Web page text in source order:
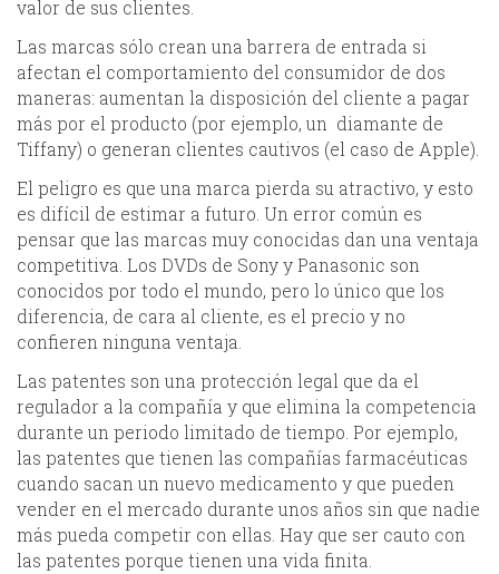
valor de sus clientes.
Las marcas sólo crean una barrera de entrada si
afectan el comportamiento del consumidor de dos
maneras: aumentan la disposición del cliente a pagar
más por el producto (por ejemplo, un diamante de
Tiffany) o generan clientes cautivos (el caso de Apple).
El peligro es que una marca pierda su atractivo, y esto
es difícil de estimar a futuro. Un error común es
pensar que las marcas muy conocidas dan una ventaja
competitiva. Los DVDs de Sony y Panasonic son
conocidos por todo el mundo, pero lo único que los
diferencia, de cara al cliente, es el precio y no
confieren ninguna ventaja.
Las patentes son una protección legal que da el
regulador a la compañía y que elimina la competencia
durante un periodo limitado de tiempo. Por ejemplo,
las patentes que tienen las compañías farmacéuticas
cuando sacan un nuevo medicamento y que pueden
vender en el mercado durante unos años sin que nadie
más pueda competir con ellas. Hay que ser cauto con
las patentes porque tienen una vida finita.